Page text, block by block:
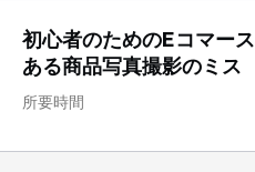
初心者のためのEコマー
ある商品写真撮影のミス
所要時間